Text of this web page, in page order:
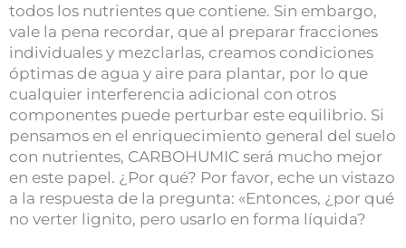
todos los nutrientes que contiene. Sin embargo,
vale la pena recordar, que al preparar fracciones
individuales y mezclarlas, creamos condiciones
óptimas de agua y aire para plantar, por lo que
cualquier interferencia adicional con otros
componentes puede perturbar este equilibrio. Si
pensamos en el enriquecimiento general del suelo
con nutrientes, CARBOHUMIC será mucho mejor
en este papel. ¿Por qué? Por favor, eche un vistazo
a la respuesta de la pregunta: «Entonces, ¿por qué
no verter lignito, pero usarlo en forma líquida?